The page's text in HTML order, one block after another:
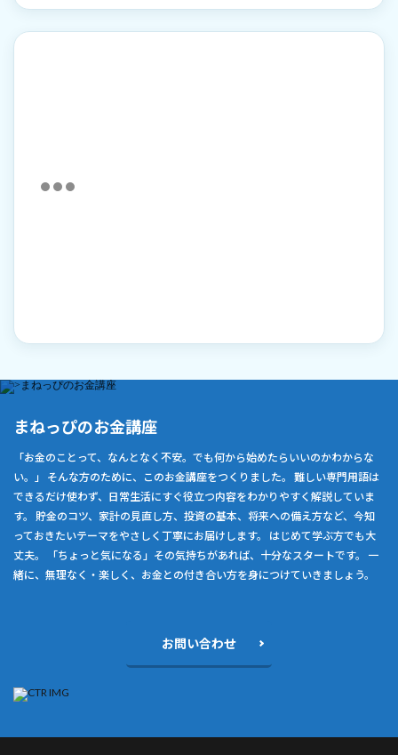
まねっぴのお金講座
「お金のことって、なんとなく不安。でも何から始めたらいいのかわからな
い。」 そんな方のために、このお金講座をつくりました。 難しい専門用語は
できるだけ使わず、日常生活にすぐ役立つ内容をわかりやすく解説していま
す。 貯金のコツ、家計の見直し方、投資の基本、将来への備え方など、今知
っておきたいテーマをやさしく丁寧にお届けします。 はじめて学ぶ方でも大
丈夫。 「ちょっと気になる」その気持ちがあれば、十分なスタートです。 一
緒に、無理なく・楽しく、お金との付き合い方を身につけていきましょう。
お問い合わせ